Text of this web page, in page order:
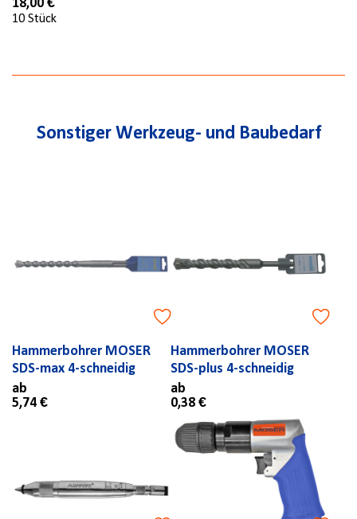
18,00 €
10 Stück
Sonstiger Werkzeug- und Baubedarf
Hammerbohrer MOSER
SDS-max 4-schneidig
ab
5,74 €
Hammerbohrer MOSER
SDS-plus 4-schneidig
ab
0,38 €